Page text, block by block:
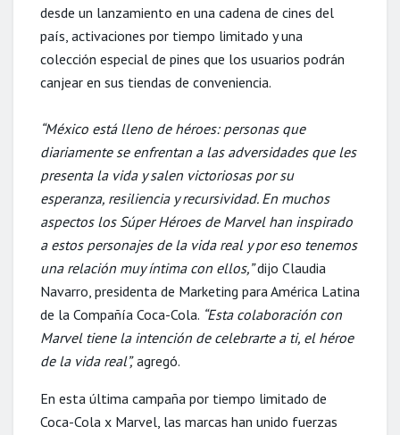
desde un lanzamiento en una cadena de cines del
país, activaciones por tiempo limitado y una
colección especial de pines que los usuarios podrán
canjear en sus tiendas de conveniencia.
“México está lleno de héroes: personas que
diariamente se enfrentan a las adversidades que les
presenta la vida y salen victoriosas por su
esperanza, resiliencia y recursividad. En muchos
aspectos los Súper Héroes de Marvel han inspirado
a estos personajes de la vida real y por eso tenemos
una relación muy íntima con ellos,”dijo Claudia
Navarro, presidenta de Marketing para América Latina
de la Compañía Coca-Cola. “Esta colaboración con
Marvel tiene la intención de celebrarte a ti, el héroe
de la vida real”,agregó.
En esta última campaña por tiempo limitado de
Coca-Cola x Marvel, las marcas han unido fuerzas